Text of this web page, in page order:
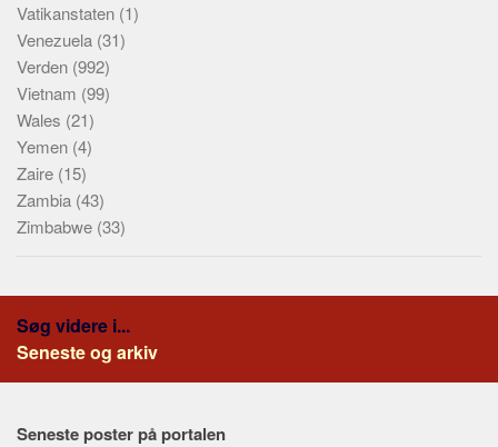
Vatikanstaten (1)
Venezuela (31)
Verden (992)
Vietnam (99)
Wales (21)
Yemen (4)
Zaire (15)
Zambia (43)
Zimbabwe (33)
Søg videre i...
Seneste og arkiv
Seneste poster på portalen